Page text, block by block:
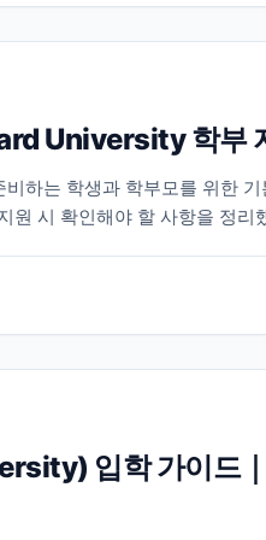
University 학부
하는 학생과 학부모를 위한 기
원 시 확인해야 할 사항을 정리
입학 가이드